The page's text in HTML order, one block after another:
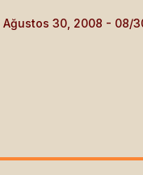
Ağustos 30, 2008